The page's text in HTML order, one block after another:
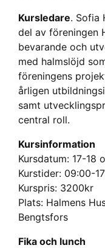
Kursledare. Sofia
del av föreningen
bevarande och
med halmslöjd
föreningens
årligen
samt
central roll.
Kursinformation
Kursdatum: 17-18
Kurstider: 09:00-
Kurspris: 3200kr
Plats: Halmens
Bengtsfors
Fika och lunch